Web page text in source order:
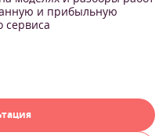
и прибыльную
сервиса